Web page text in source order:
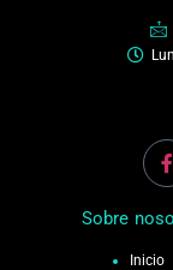
Sobre
Inicio